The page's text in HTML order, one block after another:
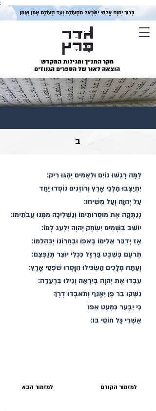
;
בָּרוּךְ יְהוָה אֱלֹהֵי יִשְׂרָאֵל מֵהָעוֹלָם וְעַד הָעוֹלָם אָמֵן וְאָמֵן
חקר התנ״ך ומגילות המקדש
הוצאה לאור של הספרים הגנוזים
ב
לָמָּה רָגְשׁוּ גוֹיִם וּלְאֻמִּים יֶהְגּוּ רִיק׃
יִתְיַצְּבוּ מַלְכֵי אָרֶץ וְרוֹזְנִים נוֹסְדוּ יָחַד
עַל יְהוָה וְעַל מְשִׁיחוֹ׃
נְנַתְּקָה אֶת מוֹסְרוֹתֵימוֹ וְנַשְׁלִיכָה מִמֶּנּוּ עֲבֹתֵימוֹ׃
יוֹשֵׁב בַּשָּׁמַיִם יִשְׂחָק יְהוָה יִלְעַג לָמוֹ׃
אָז יְדַבֵּר אֵלֵימוֹ בְאַפּוֹ וּבְחֲרוֹנוֹ יְבַהֲלֵמוֹ׃
תְּרֹעֶם בְּשֵׁבֶט בַּרְזֶל כִּכְלִי יוֹצֵר תְּנַפְּצֵם׃
וְעַתָּה מְלָכִים הַשְׂכִּילוּ הִוָּסְרוּ שֹׁפְטֵי אָרֶץ׃
עִבְדוּ אֶת יְהוָה בְּיִרְאָה וְגִילוּ בִּרְעָדָה׃
נַשְּׁקוּ בַר פֶּן יֶאֱנַף וְתֹאבְדוּ דֶרֶךְ
כִּי יִבְעַר כִּמְעַט אַפּוֹ
אַשְׁרֵי כָּל חוֹסֵי בוֹ׃
למזמור הבא למזמור הקודם